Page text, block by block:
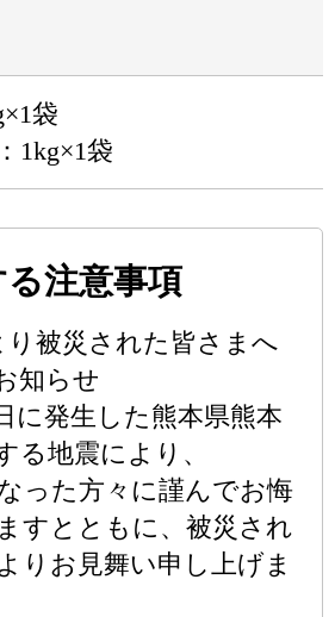
袋
1kg×1袋
注意事項
り被災された皆さまへ
知らせ
に発生した熊本県熊本
る地震により、
った方々に謹んでお悔
すとともに、被災され
りお見舞い申し上げま